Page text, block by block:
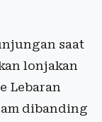
saat
lonjakan
Lebaran
dibanding